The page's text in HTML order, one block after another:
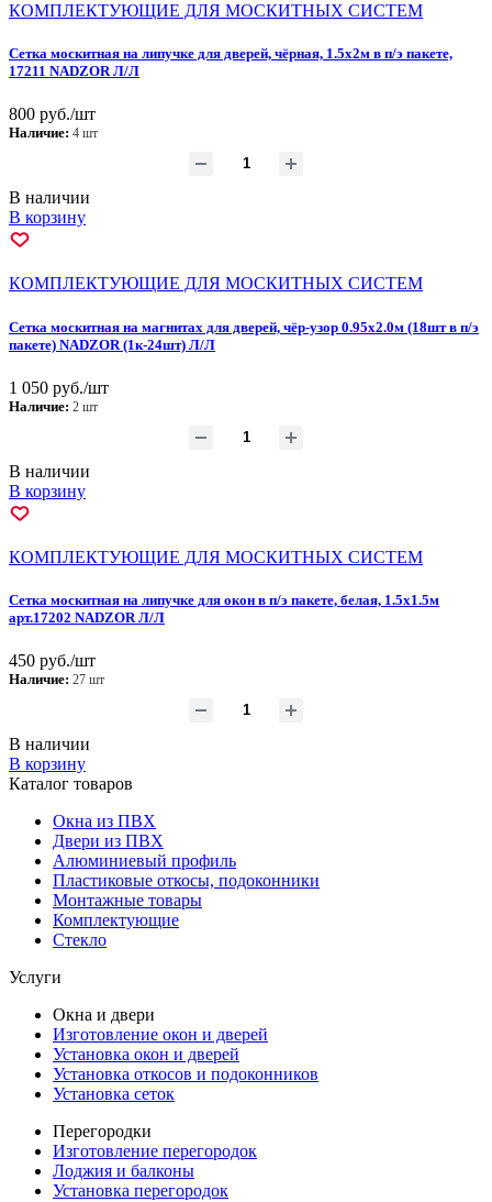
КОМПЛЕКТУЮЩИЕ ДЛЯ МОСКИТНЫХ СИСТЕМ
Сетка москитная на липучке для дверей, чёрная, 1.5x2м в п/э пакете,
17211 NADZOR Л/Л
800 руб./шт
Наличие: 4 шт
В наличии
В корзину
КОМПЛЕКТУЮЩИЕ ДЛЯ МОСКИТНЫХ СИСТЕМ
Сетка москитная на магнитах для дверей, чёр-узор 0.95х2.0м (18шт в п/э
пакете) NADZOR (1к-24шт) Л/Л
1 050 руб./шт
Наличие: 2 шт
В наличии
В корзину
КОМПЛЕКТУЮЩИЕ ДЛЯ МОСКИТНЫХ СИСТЕМ
Сетка москитная на липучке для окон в п/э пакете, белая, 1.5х1.5м
арт.17202 NADZOR Л/Л
450 руб./шт
Наличие: 27 шт
В наличии
В корзину
Каталог товаров
Окна из ПВХ
Двери из ПВХ
Алюминиевый профиль
Пластиковые откосы, подоконники
Монтажные товары
Комплектующие
Стекло
Услуги
Окна и двери
Изготовление окон и дверей
Установка окон и дверей
Установка откосов и подоконников
Установка сеток
Перегородки
Изготовление перегородок
Лоджия и балконы
Установка перегородок